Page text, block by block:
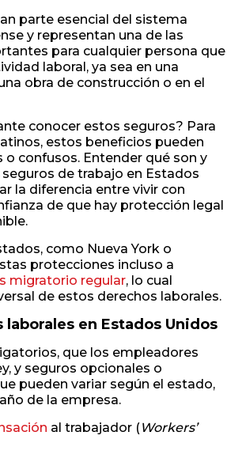
parte esencial del sistema
y representan una de las
para cualquier persona que
laboral, ya sea en una
obra de construcción o en el
conocer estos seguros? Para
estos beneficios pueden
o confusos. Entender qué son y
de trabajo en Estados
la diferencia entre vivir con
de que hay protección legal
como Nueva York o
protecciones incluso a
migratorio regular, lo cual
de estos derechos laborales.
en Estados Unidos
que los empleadores
y seguros opcionales o
pueden variar según el estado,
de la empresa.
al trabajador (Workers’